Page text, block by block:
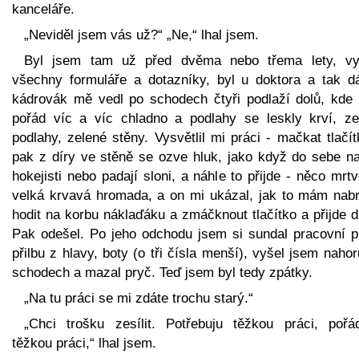
kanceláře.
„Neviděl jsem vás už?“ „Ne,“ lhal jsem.
Byl jsem tam už před dvěma nebo třema lety,
všechny formuláře a dotazníky, byl u doktora a tak
kádrovák mě vedl po schodech čtyři podlaží dolů, kde
pořád víc a víc chladno a podlahy se leskly krví,
podlahy, zelené stěny. Vysvětlil mi práci - mačkat
pak z díry ve stěně se ozve hluk, jako když do sebe
hokejisti nebo padají sloni, a náhle to přijde - něco
velká krvavá hromada, a on mi ukázal, jak to mám
hodit na korbu náklaďáku a zmáčknout tlačítko a přijde
Pak odešel. Po jeho odchodu jsem si sundal pracovní
přilbu z hlavy, boty (o tři čísla menší), vyšel jsem
schodech a mazal pryč. Teď jsem byl tedy zpátky.
„Na tu práci se mi zdáte trochu starý.“
„Chci trošku zesílit. Potřebuju těžkou práci,
těžkou práci,“ lhal jsem.